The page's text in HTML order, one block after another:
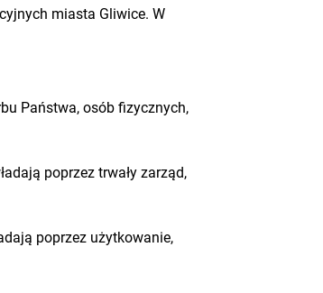
miasta Gliwice. W
Państwa, osób fizycznych,
poprzez trwały zarząd,
poprzez użytkowanie,